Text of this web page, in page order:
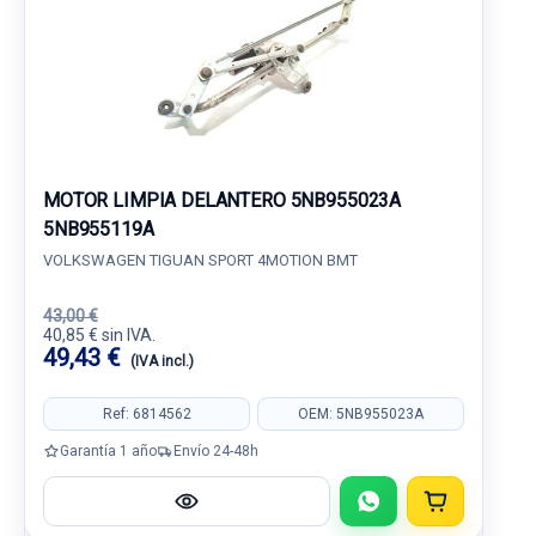
MOTOR LIMPIA DELANTERO 5NB955023A
5NB955119A
VOLKSWAGEN TIGUAN SPORT 4MOTION BMT
43,00 €
40,85 € sin IVA.
49,43 € (IVA incl.)
Ref: 6814562 OEM: 5NB955023A
Garantía 1 año Envío 24-48h